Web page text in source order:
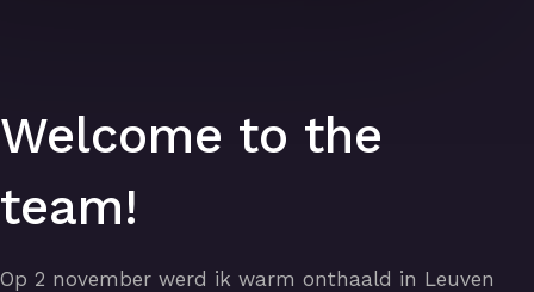
Welcome to the
team!
Op 2 november werd ik warm onthaald in Leuven